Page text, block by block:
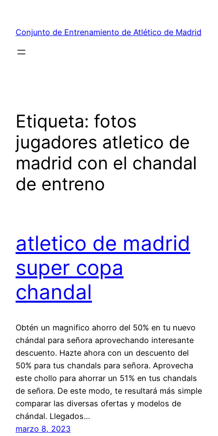
contenido
Conjunto de Entrenamiento de Atlético de Madrid
Etiqueta: fotos
jugadores atletico de
madrid con el chandal
de entreno
atletico de madrid
super copa
chandal
Obtén un magnifico ahorro del 50% en tu nuevo
chándal para señora aprovechando interesante
descuento. Hazte ahora con un descuento del
50% para tus chandals para señora. Aprovecha
este chollo para ahorrar un 51% en tus chandals
de señora. De este modo, te resultará más simple
comparar las diversas ofertas y modelos de
chándal. Llegados…
marzo 8, 2023